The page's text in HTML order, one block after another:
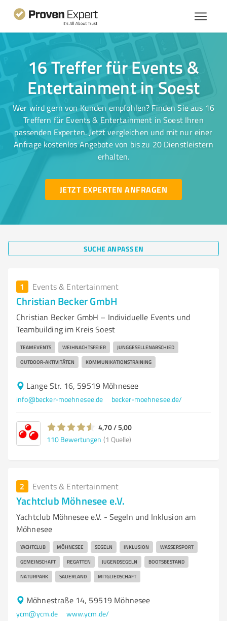
16 Treffer für Events &
Entertainment in Soest
Wer wird gern von Kunden empfohlen? Finden Sie aus 16
Treffern für Events & Entertainment in Soest Ihren
passenden Experten. Jetzt vergleichen und mit nur einer
Anfrage kostenlos Angebote von bis zu 20 Dienstleistern
erhalten.
JETZT EXPERTEN ANFRAGEN
SUCHE ANPASSEN
1 Events & Entertainment
Christian Becker GmbH
Christian Becker GmbH – Individuelle Events und
Teambuilding im Kreis Soest
TEAMEVENTS WEIHNACHTSFEIER JUNGGESELLENABSCHIED
OUTDOOR-AKTIVITÄTEN KOMMUNIKATIONSTRAINING
Lange Str. 16, 59519 Möhnesee
info@becker-moehnesee.de becker-moehnesee.de/
4,70 / 5,00
110 Bewertungen (1 Quelle)
2 Events & Entertainment
Yachtclub Möhnesee e.V.
Yachtclub Möhnesee e.V. - Segeln und Inklusion am
Möhnesee
YACHTCLUB MÖHNESEE SEGELN INKLUSION WASSERSPORT
GEMEINSCHAFT REGATTEN JUGENDSEGELN BOOTSBESTAND
NATURPARK SAUERLAND MITGLIEDSCHAFT
Möhnestraße 14, 59519 Möhnesee
ycm@ycm.de www.ycm.de/